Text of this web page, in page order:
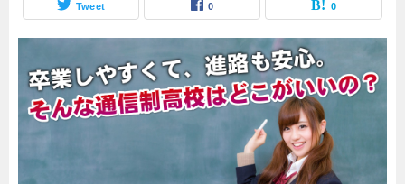
Tweet 0 0